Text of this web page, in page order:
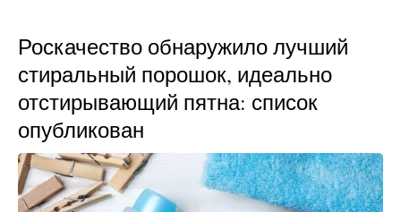
Роскачество обнаружило лучший
стиральный порошок, идеально
отстирывающий пятна: список
опубликован